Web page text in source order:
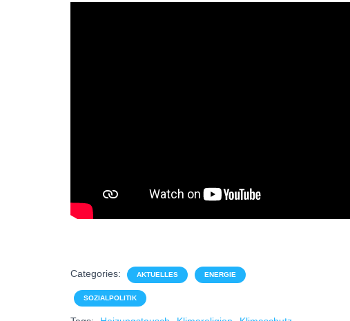
Categories: AKTUELLES ENERGIE
SOZIALPOLITIK